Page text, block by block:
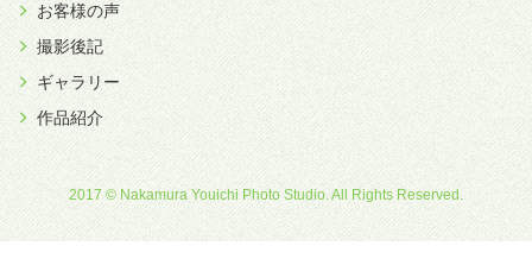
お客様の声
撮影後記
ギャラリー
作品紹介
2017 © Nakamura Youichi Photo Studio. All Rights Reserved.